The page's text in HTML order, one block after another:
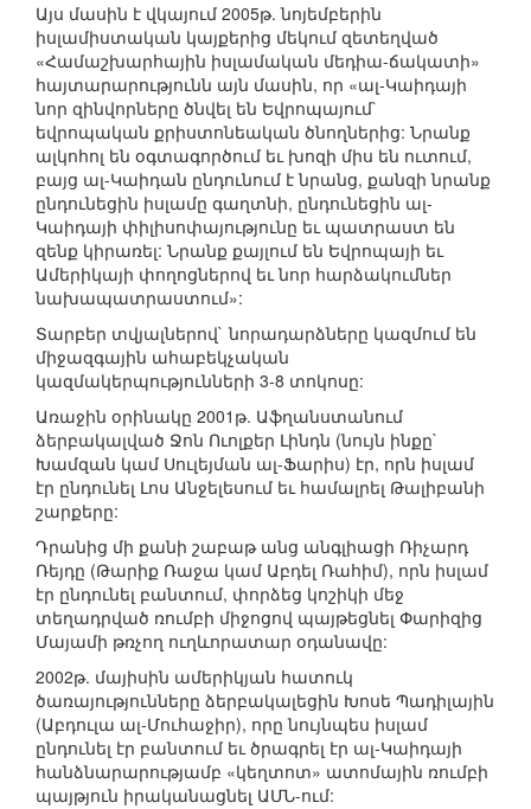
Այս մասին է վկայում 2005թ. նոյեմբերին
իսլամիստական կայքերից մեկում զետեղված
«Համաշխարհային իսլամական մեդիա-ճակատի»
հայտարարությունն այն մասին, որ «ալ-Կաիդայի
նոր զինվորները ծնվել են Եվրոպայում`
եվրոպական քրիստոնեական ծնողներից: Նրանք
ալկոհոլ են օգտագործում եւ խոզի միս են ուտում,
բայց ալ-Կաիդան ընդունում է նրանց, քանզի նրանք
ընդունեցին իսլամը գաղտնի, ընդունեցին ալ-
Կաիդայի փիլիսոփայությունը եւ պատրաստ են
զենք կիրառել: Նրանք քայլում են Եվրոպայի եւ
Ամերիկայի փողոցներով եւ նոր հարձակումներ
նախապատրաստում»:
Տարբեր տվյալներով` նորադարձները կազմում են
միջազգային ահաբեկչական
կազմակերպությունների 3-8 տոկոսը:
Առաջին օրինակը 2001թ. Աֆղանստանում
ձերբակալված Ջոն Ուոլքեր Լինդն (նույն ինքը`
Խամզան կամ Սուլեյման ալ-Ֆարիս) էր, որն իսլամ
էր ընդունել Լոս Անջելեսում եւ համալրել Թալիբանի
շարքերը:
Դրանից մի քանի շաբաթ անց անգլիացի Ռիչարդ
Ռեյդը (Թարիք Ռաջա կամ Աբդել Ռահիմ), որն իսլամ
էր ընդունել բանտում, փորձեց կոշիկի մեջ
տեղադրված ռումբի միջոցով պայթեցնել Փարիզից
Մայամի թռչող ուղևորատար օդանավը:
2002թ. մայիսին ամերիկյան հատուկ
ծառայությունները ձերբակալեցին Խոսե Պադիլային
(Աբդուլա ալ-Մուհաջիր), որը նույնպես իսլամ
ընդունել էր բանտում եւ ծրագրել էր ալ-Կաիդայի
հանձնարարությամբ «կեղտոտ» ատոմային ռումբի
պայթյուն իրականացնել ԱՄՆ-ում: